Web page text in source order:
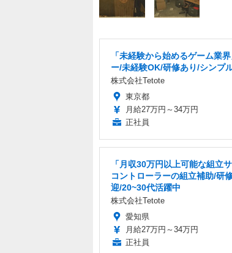
「未経験から始めるゲーム業
ー/未経験OK/研修あり/シンプ
株式会社Tetote
東京都
月給27万円～34万円
正社員
「月収30万円以上可能な組立
コントローラーの組立補助/研
迎/20~30代活躍中
株式会社Tetote
愛知県
月給27万円～34万円
正社員